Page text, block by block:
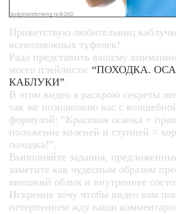
Приветствую любительниц
всевозможных туфелек!
Рада представить вашему
моего плейлиста: “ПОХОДКА.
КАБЛУКИ”.
В этом видео я раскрою секреты
так же познакомлю вас с
формулой: “Красивая осанка +
положение коленей и ступней =
походка!”.
Выполняйте задания,
заметите как чудесным образом
внешний облик и внутреннее
Искренне хочу чтобы видео вам
нетерпением жду ваши